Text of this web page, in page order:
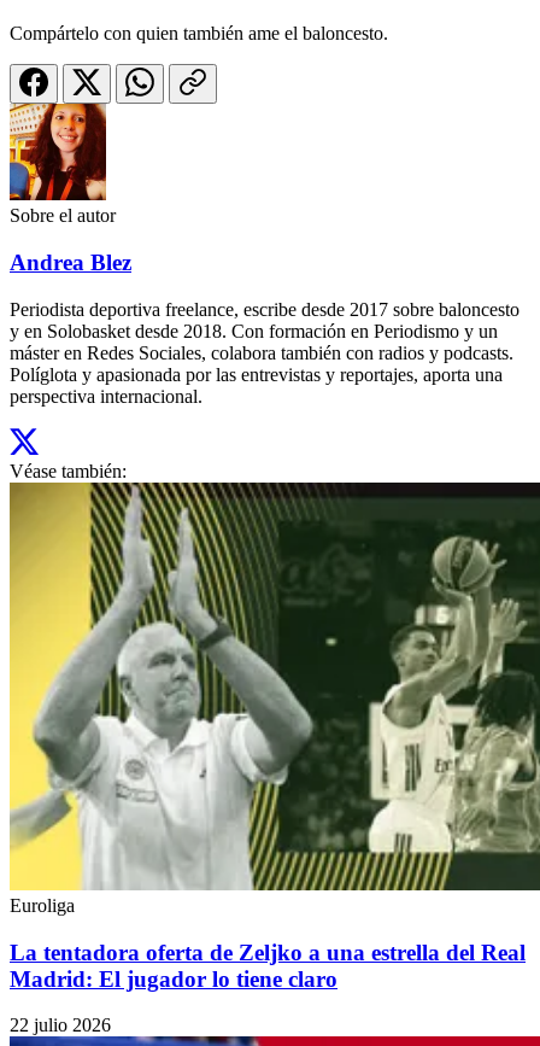
Compártelo con quien también ame el baloncesto.
Sobre el autor
Andrea Blez
Periodista deportiva freelance, escribe desde 2017 sobre baloncesto
y en Solobasket desde 2018. Con formación en Periodismo y un
máster en Redes Sociales, colabora también con radios y podcasts.
Políglota y apasionada por las entrevistas y reportajes, aporta una
perspectiva internacional.
Véase también:
Euroliga
La tentadora oferta de Zeljko a una estrella del Real
Madrid: El jugador lo tiene claro
22 julio 2026